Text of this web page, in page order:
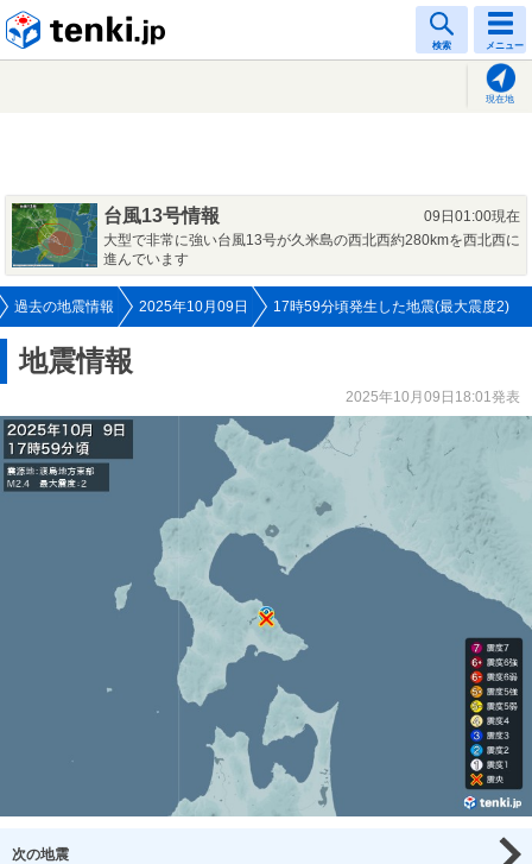
検索 メニュー
現在地
台風13号情報
09日01:00現在
大型で非常に強い台風13号が久米島の西北西約280kmを西北西に
進んでいます
過去の地震情報 2025年10月09日 17時59分頃発生した地震(最大震度2)
地震情報
2025年10月09日18:01発表
次の地震